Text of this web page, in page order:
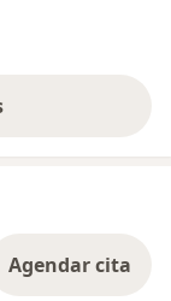
Agendar cita